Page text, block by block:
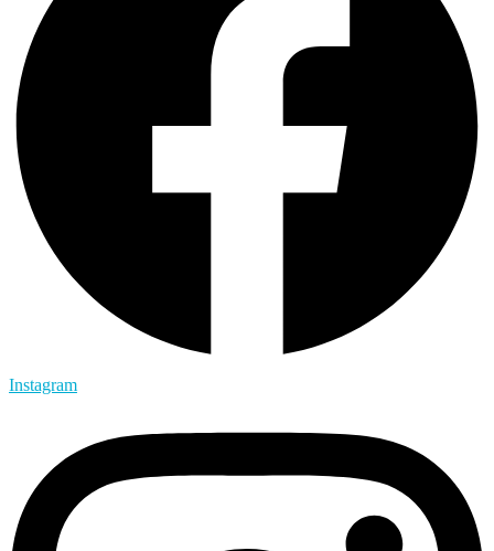
Instagram